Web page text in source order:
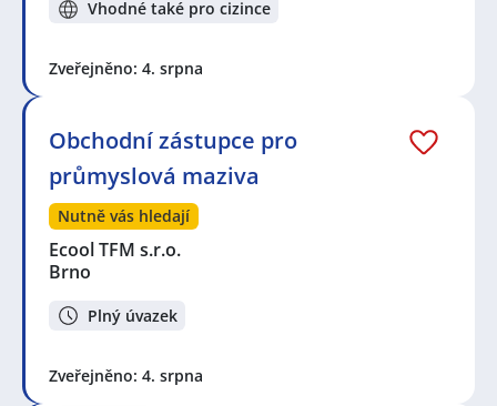
Vhodné také pro cizince
Zveřejněno: 4. srpna
Obchodní zástupce pro
průmyslová maziva
Nutně vás hledají
Ecool TFM s.r.o.
Brno
Plný úvazek
Zveřejněno: 4. srpna